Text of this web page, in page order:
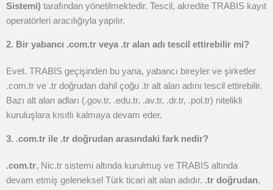
Sistemi) tarafından yönetilmektedir. Tescil, akredite TRABIS kayıt
operatörleri aracılığıyla yapılır.
2. Bir yabancı .com.tr veya .tr alan adı tescil ettirebilir mi?
Evet. TRABIS geçişinden bu yana, yabancı bireyler ve şirketler
.com.tr ve .tr doğrudan dahil çoğu .tr alt alan adını tescil ettirebilir.
Bazı alt alan adları (.gov.tr, .edu.tr, .av.tr, .dr.tr, .pol.tr) nitelikli
kuruluşlara kısıtlı kalmaya devam eder.
3. .com.tr ile .tr doğrudan arasındaki fark nedir?
.com.tr, Nic.tr sistemi altında kurulmuş ve TRABIS altında
devam etmiş geleneksel Türk ticari alt alan adıdır. .tr doğrudan,